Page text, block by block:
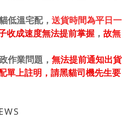
低溫宅配， 送貨時間為平日一
收成速度無法提前掌握 ， 故無
作業問題， 無法提前通知出貨
單上註明，請黑貓司機先生要